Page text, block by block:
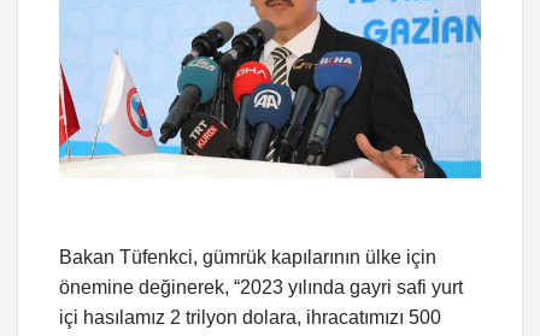
Bakan Tüfenkci, gümrük kapılarının ülke için
önemine değinerek, “2023 yılında gayri safi yurt
içi hasılamız 2 trilyon dolara, ihracatımızı 500